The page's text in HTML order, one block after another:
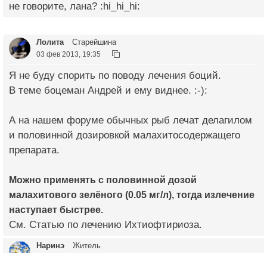
не говорите, лана? :hi_hi_hi:
Лолита Старейшина
03 фев 2013, 19:35
Я не буду спорить по поводу лечения боций.
В теме боцеман Андрей и ему виднее. :-):
А на нашем форуме обычных рыб лечат делагилом
и половинной дозировкой малахитосодержащего
препарата.
Можно применять с половинной дозой
малахитового зелёного (0.05 мг/л), тогда излечение
наступает быстрее.
См. Статью по лечению Ихтиофтириоза.
Наринэ Житель